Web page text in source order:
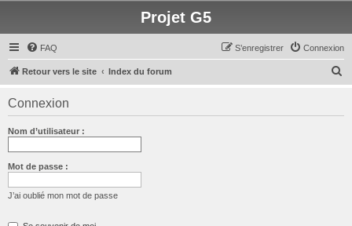
Projet G5
FAQ Connexion
S’enregistrer
Retour vers le site Index du forum
Connexion
Nom d’utilisateur :
Mot de passe :
J’ai oublié mon mot de passe